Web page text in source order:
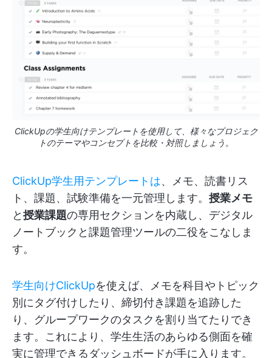
ClickUpの学生向けテンプレートを使用して、様々なプロジェク
トのテーマやコンセプトを比較・対照しましょう。
ClickUp学生用テンプレートは、メモ、読書リス
ト、課題、試験準備を一元管理します。 授業メモ
と授業課題の専用セクションを内蔵し、デジタル
ノートブックと課題管理ツールの二役をこなしま
す。
学生向けClickUpを使えば、メモを科目やトピック
別にタグ付けしたり、締切付き課題を追跡した
り、グループワークのタスクを割り当てたりでき
ます。これにより、学生生活のあらゆる側面を確
実に管理できるダッシュボードが手に入ります。